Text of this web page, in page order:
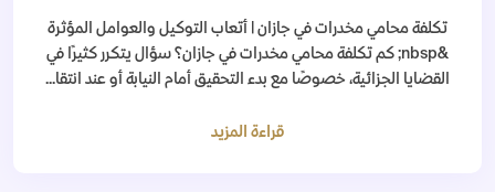
تكلفة محامي مخدرات في جازان | أتعاب التوكيل والعوامل المؤثرة
&nbsp; كم تكلفة محامي مخدرات في جازان؟ سؤال يتكرر كثيرًا في
القضايا الجزائية، خصوصًا مع بدء التحقيق أمام النيابة أو عند انتقا...
قراءة المزيد